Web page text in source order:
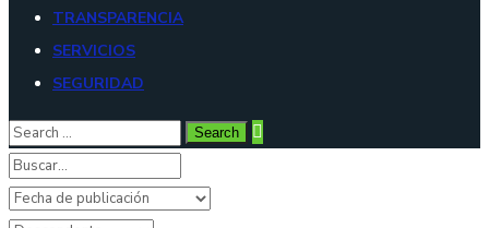
TRANSPARENCIA
SERVICIOS
SEGURIDAD